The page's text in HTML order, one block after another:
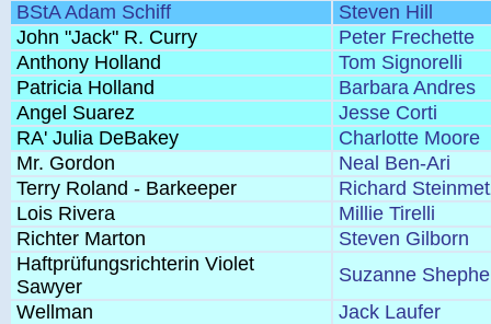
BStA Adam Schiff
Steven Hill
John "Jack" R. Curry
Peter Frechette
Anthony Holland
Tom Signorelli
Patricia Holland
Barbara Andres
Angel Suarez
Jesse Corti
RA' Julia DeBakey
Charlotte Moore
Mr. Gordon
Neal Ben-Ari
Terry Roland - Barkeeper
Richard
Lois Rivera
Millie Tirelli
Richter Marton
Steven Gilborn
Haftprüfungsrichterin Violet
Sawyer
Suzanne
Wellman
Jack Laufer